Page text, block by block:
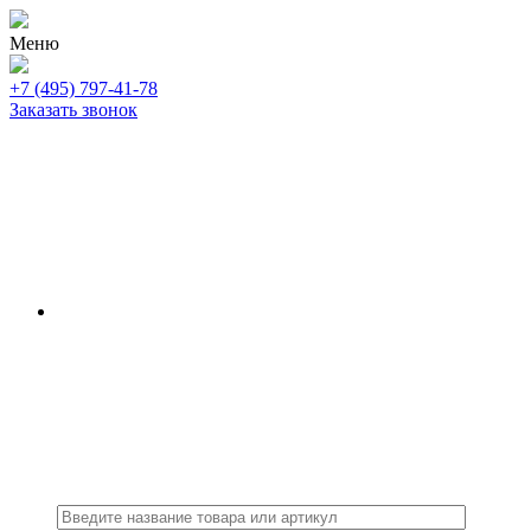
Меню
+7 (495) 797-41-78
Заказать звонок